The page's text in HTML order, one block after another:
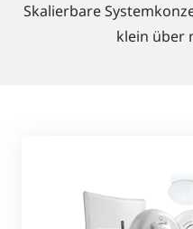
Skalierbare
klein über